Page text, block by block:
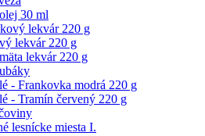
30 ml
lekvár 220 g
lekvár 220 g
lekvár 220 g
- Frankovka modrá 220 g
- Tramín červený 220 g
lesnícke miesta I.